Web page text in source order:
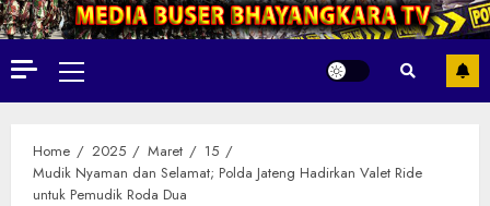
Primary
Menu
Home 2025 Maret
15
Mudik Nyaman dan Selamat; Polda Jateng Hadirkan Valet Ride
untuk Pemudik Roda Dua